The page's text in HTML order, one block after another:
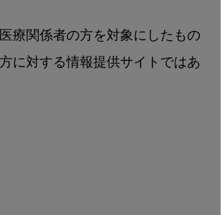
療関係者の方を対象にしたもの
に対する情報提供サイトではあ